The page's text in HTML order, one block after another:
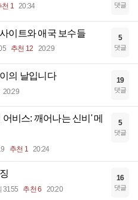
천 1 20:34 댓글
이트와 애국 보수들
추천 12 20:29
5
댓글
의 날입니다
20:29
19
댓글
비스: 깨어나는 신비' 메
추천 1 20:24
5
댓글
3155 추천 6 20:20
16
댓글